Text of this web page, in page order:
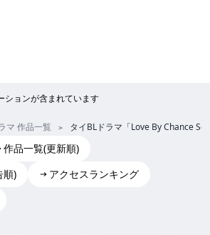
ションが含まれています
マ 作品一覧 タイBLドラマ「Love By Chance
作品一覧(更新順)
順)
アクセスランキング